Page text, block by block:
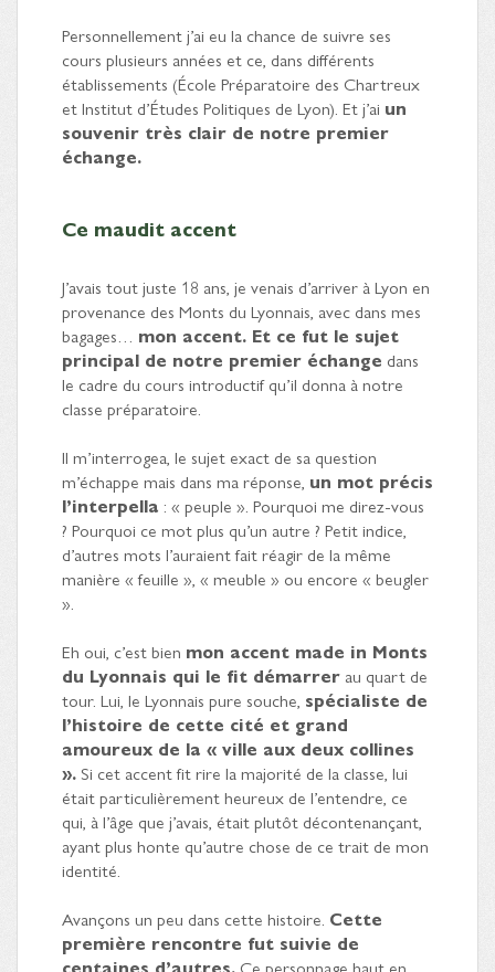
Personnellement j’ai eu la chance de suivre ses
cours plusieurs années et ce, dans différents
établissements (École Préparatoire des Chartreux
et Institut d’Études Politiques de Lyon). Et j’ai un
souvenir très clair de notre premier
échange.
Ce maudit accent
J’avais tout juste 18 ans, je venais d’arriver à Lyon en
provenance des Monts du Lyonnais, avec dans mes
bagages… mon accent. Et ce fut le sujet
principal de notre premier échange dans
le cadre du cours introductif qu’il donna à notre
classe préparatoire.
Il m’interrogea, le sujet exact de sa question
m’échappe mais dans ma réponse, un mot précis
l’interpella : « peuple ». Pourquoi me direz-vous
? Pourquoi ce mot plus qu’un autre ? Petit indice,
d’autres mots l’auraient fait réagir de la même
manière « feuille », « meuble » ou encore « beugler
».
Eh oui, c’est bien mon accent made in Monts
du Lyonnais qui le fit démarrer au quart de
tour. Lui, le Lyonnais pure souche, spécialiste de
l’histoire de cette cité et grand
amoureux de la « ville aux deux collines
».Si cet accent fit rire la majorité de la classe, lui
était particulièrement heureux de l’entendre, ce
qui, à l’âge que j’avais, était plutôt décontenançant,
ayant plus honte qu’autre chose de ce trait de mon
identité.
Avançons un peu dans cette histoire. Cette
première rencontre fut suivie de